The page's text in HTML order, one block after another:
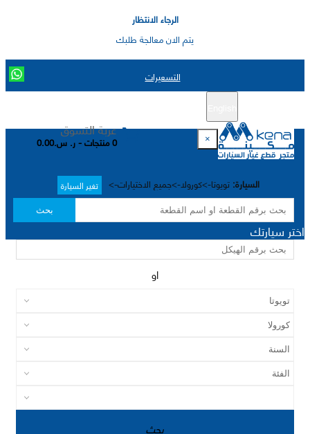
الرجاء الانتظار
يتم الان معالجة طلبك
التسعيرات
عربة التسوق
0 منتجات - ر. س.0.00
السيارة: تويوتا->كورولا->جميع الاختيارات-> تغير السيارة
بحث
×
اختر سيارتك
او
بحث